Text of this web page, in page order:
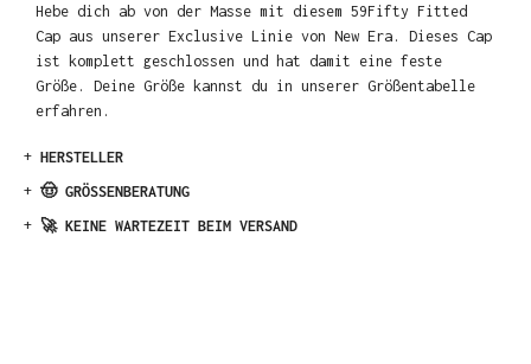
Hebe dich ab von der Masse mit diesem 59Fifty Fitted
Cap aus unserer Exclusive Linie von New Era. Dieses Cap
ist komplett geschlossen und hat damit eine feste
Größe. Deine Größe kannst du in unserer Größentabelle
erfahren.
+ HERSTELLER
+ 🤠 GRÖSSENBERATUNG
+ 🚀 KEINE WARTEZEIT BEIM VERSAND